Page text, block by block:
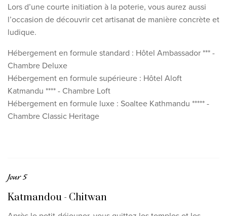
Lors d’une courte initiation à la poterie, vous aurez aussi
l’occasion de découvrir cet artisanat de manière concrète et
ludique.
Hébergement en formule standard : Hôtel Ambassador *** -
Chambre Deluxe
Hébergement en formule supérieure : Hôtel Aloft
Katmandu **** - Chambre Loft
Hébergement en formule luxe : Soaltee Kathmandu ***** -
Chambre Classic Heritage
Jour 5
Katmandou - Chitwan